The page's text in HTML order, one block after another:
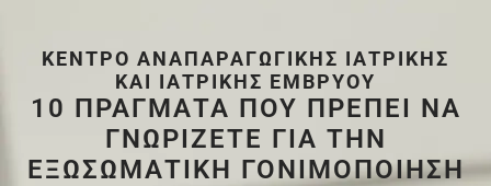
ΚΈΝΤΡΟ ΑΝΑΠΑΡΑΓΩΓΙΚΉΣ ΙΑΤΡΙΚΉΣ
ΚΑΙ ΙΑΤΡΙΚΉΣ ΕΜΒΡΎΟΥ
10 ΠΡΑΓΜΑΤΑ ΠΟΥ ΠΡΕΠΕΙ ΝΑ
ΓΝΩΡΙΖΕΤΕ ΓΙΑ ΤΗΝ
ΕΞΩΣΩΜΑΤΙΚΗ ΓΟΝΙΜΟΠΟΙΗΣΗ